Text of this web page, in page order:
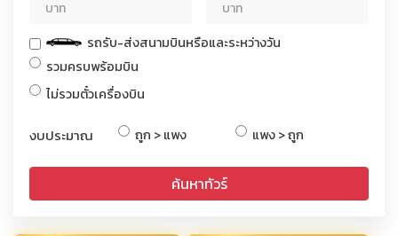
รถรับ-ส่งสนามบินหรือและระหว่างวัน
รวมครบพร้อมบิน
ไม่รวมตั๋วเครื่องบิน
งบประมาณ ถูก > แพง แพง > ถูก
ค้นหาทัวร์